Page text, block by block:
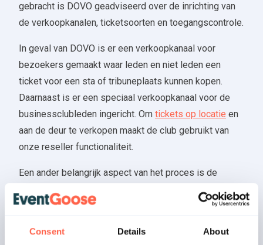
Consent Details About
gebracht is DOVO geadviseerd over de inrichting van
de verkoopkanalen, ticketsoorten en toegangscontrole.
In geval van DOVO is er een verkoopkanaal voor
bezoekers gemaakt waar leden en niet leden een
ticket voor een sta of tribuneplaats kunnen kopen.
Daarnaast is er een speciaal verkoopkanaal voor de
businessclubleden ingericht. Om tickets op locatie en
aan de deur te verkopen maakt de club gebruikt van
onze reseller functionaliteit.
Een ander belangrijk aspect van het proces is de
registratie van bezoekers volgens landelijke richtlijnen.
In het aankoopproces worden daarom de verplichte
ieder ticket in een bestelling op naam en met